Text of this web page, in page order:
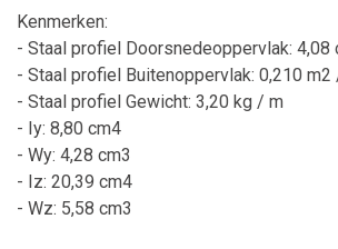
Kenmerken:
- Staal profiel Doorsnedeoppervlak: 4,08
- Staal profiel Buitenoppervlak: 0,210 m2
- Staal profiel Gewicht: 3,20 kg / m
- Iy: 8,80 cm4
- Wy: 4,28 cm3
- Iz: 20,39 cm4
- Wz: 5,58 cm3